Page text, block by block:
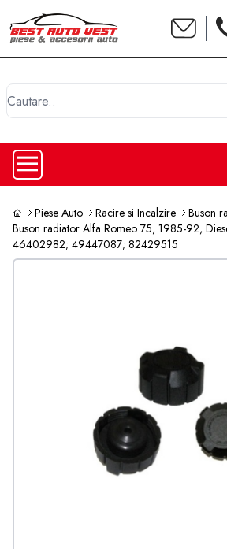
Piese Auto Racire si Incalzire
Buson
Buson radiator Alfa Romeo 75, 1985-92,
46402982; 49447087; 82429515